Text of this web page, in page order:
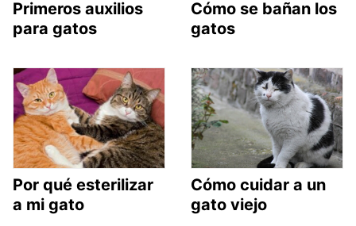
Primeros auxilios
para gatos
Cómo se bañan los
gatos
Por qué esterilizar
a mi gato
Cómo cuidar a un
gato viejo